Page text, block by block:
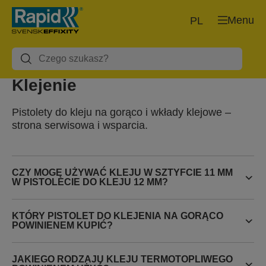
Menu
PL
Klejenie
Pistolety do kleju na gorąco i wkłady klejowe –
strona serwisowa i wsparcia.
CZY MOGĘ UŻYWAĆ KLEJU W SZTYFCIE 11 MM
W PISTOLECIE DO KLEJU 12 MM?
KTÓRY PISTOLET DO KLEJENIA NA GORĄCO
POWINIENEM KUPIĆ?
JAKIEGO RODZAJU KLEJU TERMOTOPLIWEGO